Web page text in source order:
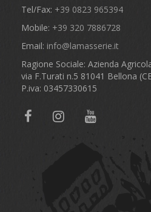
Tel/Fax: +39 0823 965394
Mobile: +39 320 7886728
Email: info@lamasserie.it
Ragione Sociale: Azienda
via F.Turati n.5 81041 Bellona
P.iva: 03457330615